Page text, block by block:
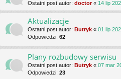
Ostatni post autor: doctor« 14 lip
Aktualizacje
Ostatni post autor: Butryk « 01 lip
Odpowiedzi: 62
Plany rozbudowy serwisu
Ostatni post autor: Butryk « 07 mar
Odpowiedzi: 23